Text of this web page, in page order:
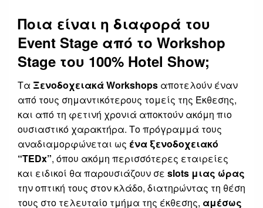
Ποια είναι η διαφορά του
Event Stage από το Workshop
Stage του 100% Hotel Show;
Τα Ξενοδοχειακά Workshops αποτελούν έναν
από τους σημαντικότερους τομείς της Έκθεσης,
και από τη φετινή χρονιά αποκτούν ακόμη πιο
ουσιαστικό χαρακτήρα. Το πρόγραμμά τους
αναδιαμορφώνεται ως ένα ξενοδοχειακό
“TEDx”, όπου ακόμη περισσότερες εταιρείες
και ειδικοί θα παρουσιάζουν σε slots μιας ώρας
την οπτική τους στον κλάδο, διατηρώντας τη θέση
τους στο τελευταίο τμήμα της έκθεσης, αμέσως